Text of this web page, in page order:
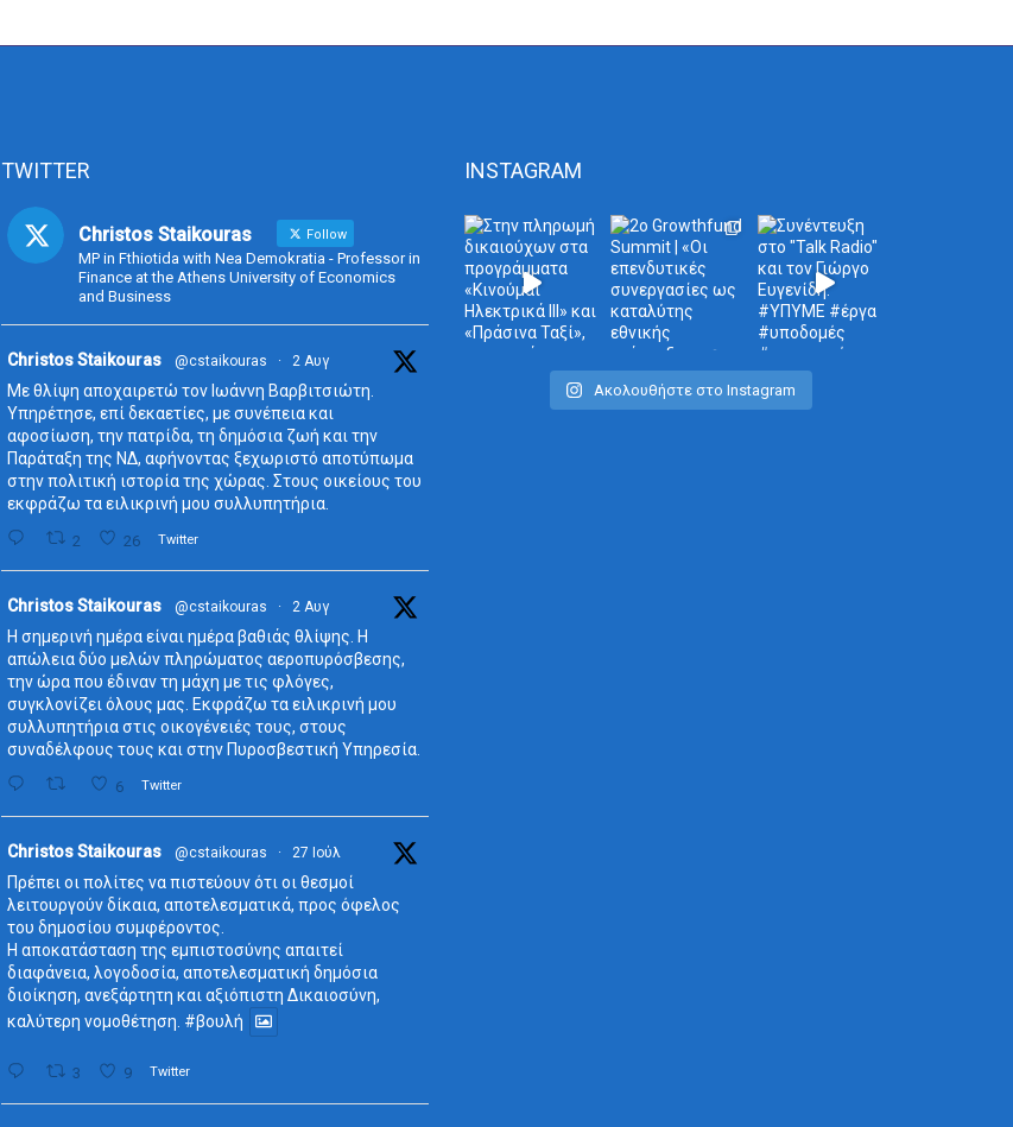
TWITTER
Christos Staikouras Follow
MP in Fthiotida with Nea Demokratia - Professor in
Finance at the Athens University of Economics
and Business
Christos Staikouras @cstaikouras · 2 Αυγ
Με θλίψη αποχαιρετώ τον Ιωάννη Βαρβιτσιώτη.
Υπηρέτησε, επί δεκαετίες, με συνέπεια και
αφοσίωση, την πατρίδα, τη δημόσια ζωή και την
Παράταξη της ΝΔ, αφήνοντας ξεχωριστό αποτύπωμα
στην πολιτική ιστορία της χώρας. Στους οικείους του
εκφράζω τα ειλικρινή μου συλλυπητήρια.
2 26 Twitter
Christos Staikouras @cstaikouras · 2 Αυγ
Η σημερινή ημέρα είναι ημέρα βαθιάς θλίψης. Η
απώλεια δύο μελών πληρώματος αεροπυρόσβεσης,
την ώρα που έδιναν τη μάχη με τις φλόγες,
συγκλονίζει όλους μας. Εκφράζω τα ειλικρινή μου
συλλυπητήρια στις οικογένειές τους, στους
συναδέλφους τους και στην Πυροσβεστική Υπηρεσία.
6 Twitter
Christos Staikouras @cstaikouras · 27 Ιούλ
Πρέπει οι πολίτες να πιστεύουν ότι οι θεσμοί
λειτουργούν δίκαια, αποτελεσματικά, προς όφελος
του δημοσίου συμφέροντος.
Η αποκατάσταση της εμπιστοσύνης απαιτεί
διαφάνεια, λογοδοσία, αποτελεσματική δημόσια
διοίκηση, ανεξάρτητη και αξιόπιστη Δικαιοσύνη,
καλύτερη νομοθέτηση. #βουλή
3 9 Twitter
INSTAGRAM
Ακολουθήστε στο Instagram